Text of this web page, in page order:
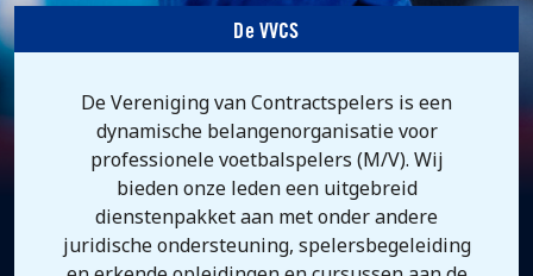
De VVCS
De Vereniging van Contractspelers is een
dynamische belangenorganisatie voor
professionele voetbalspelers (M/V). Wij
bieden onze leden een uitgebreid
dienstenpakket aan met onder andere
juridische ondersteuning, spelersbegeleiding